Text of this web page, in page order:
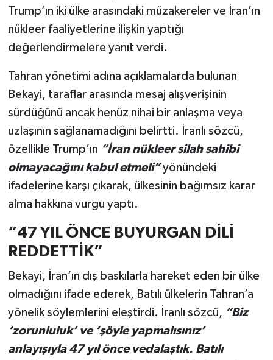
Trump’ın iki ülke arasındaki müzakereler ve İran’ın
nükleer faaliyetlerine ilişkin yaptığı
değerlendirmelere yanıt verdi.
Tahran yönetimi adına açıklamalarda bulunan
Bekayi, taraflar arasında mesaj alışverişinin
sürdüğünü ancak henüz nihai bir anlaşma veya
uzlaşının sağlanamadığını belirtti. İranlı sözcü,
özellikle Trump’ın “İran nükleer silah sahibi
olmayacağını kabul etmeli”yönündeki
ifadelerine karşı çıkarak, ülkesinin bağımsız karar
alma hakkına vurgu yaptı.
“47 YIL ÖNCE BUYURGAN DİLİ
REDDETTİK”
Bekayi, İran’ın dış baskılarla hareket eden bir ülke
olmadığını ifade ederek, Batılı ülkelerin Tahran’a
yönelik söylemlerini eleştirdi. İranlı sözcü, “Biz
‘zorunluluk’ ve ‘şöyle yapmalısınız’
anlayışıyla 47 yıl önce vedalaştık. Batılı